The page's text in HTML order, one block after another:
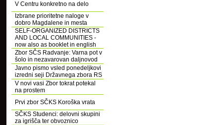
V Centru konkretno na delo
Izbrane prioritetne naloge v
dobro Magdalene in mesta
SELF-ORGANIZED DISTRICTS
AND LOCAL COMMUNITIES -
now also as booklet in english
Zbor SČS Radvanje: Varna pot v
šolo in nezavarovan daljnovod
Javno pismo vsled ponedeljkovi
izredni seji Državnega zbora RS
V novi vasi Zbor tokrat potekal
na prostem
Prvi zbor SČKS Koroška vrata
SČKS Studenci: delovni skupini
za igrišča ter obvoznico